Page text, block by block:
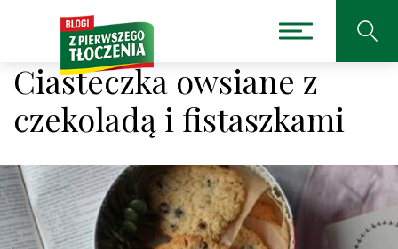
Ciasteczka owsiane z
czekoladą i fistaszkami